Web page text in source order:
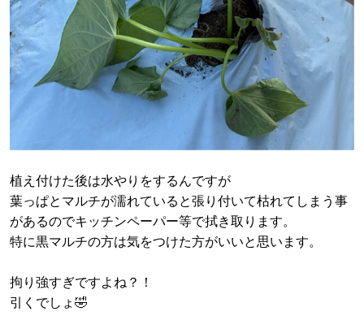
植え付けた後は水やりをするんですが
葉っぱとマルチが濡れていると張り付いて枯れてしまう事
があるのでキッチンペーパー等で拭き取ります。
特に黒マルチの方は気をつけた方がいいと思います。
拘り強すぎですよね？！
引くでしょ🤣